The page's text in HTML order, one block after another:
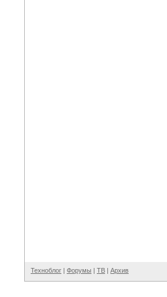
Техноблог | Форумы | ТВ | Архив